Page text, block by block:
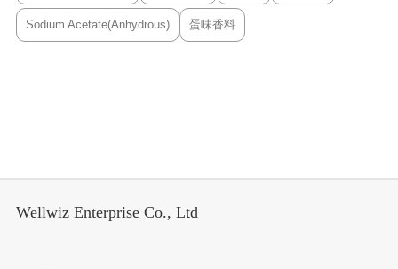
Sodium Acetate(Anhydrous) 蛋味香料
Wellwiz Enterprise Co., Ltd